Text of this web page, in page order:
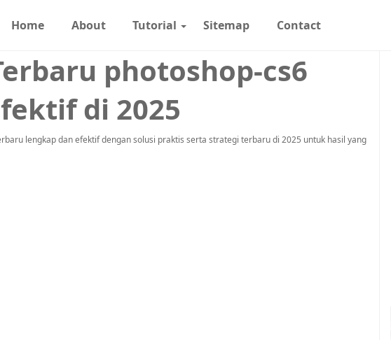
Home About Tutorial Sitemap Contact
photoshop-cs6
di 2025
lengkap dan efektif dengan solusi praktis serta strategi terbaru di 2025 untuk hasil yang